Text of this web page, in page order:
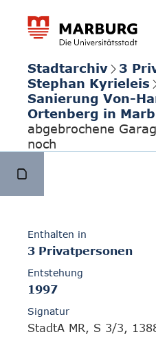
Stadtarchiv 3
Stephan Kyrieleis
Sanierung Von-
Ortenberg in
abgebrochene
noch
Enthalten in
3 Privatpersonen
Entstehung
1997
Signatur
StadtA MR, S 3/3,